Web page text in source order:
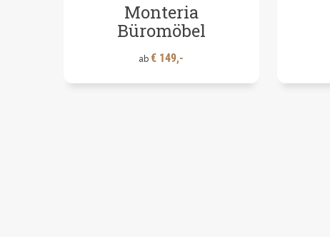
Monteria
Büromöbel
ab€ 149,-